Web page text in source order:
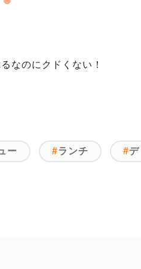
なのにクドくない！
ー ランチ